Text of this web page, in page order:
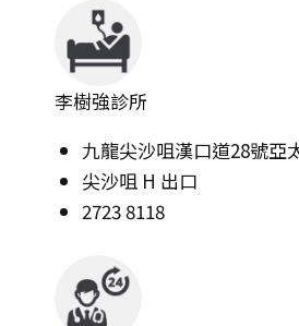
李樹強診所
九龍尖沙咀漢口道28號亞
尖沙咀 H 出口
2723 8118